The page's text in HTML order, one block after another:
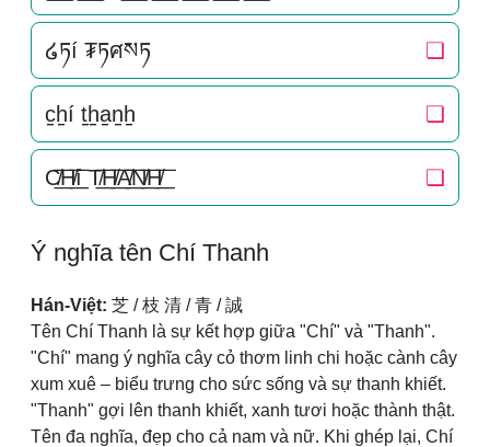
໒ཏí ₮ཏศསཏ ❏
c̠h̠í t̠h̠a̠n̠h̠ ❏
C̸͟͞H̸͟͞í T̸͟͞H̸͟͞A̸͟͞N̸͟͞H̸͟͞ ❏
Ý nghĩa tên Chí Thanh
Hán-Việt: 芝 / 枝 清 / 青 / 誠
Tên Chí Thanh là sự kết hợp giữa "Chí" và "Thanh".
"Chí" mang ý nghĩa cây cỏ thơm linh chi hoặc cành cây
xum xuê – biểu trưng cho sức sống và sự thanh khiết.
"Thanh" gợi lên thanh khiết, xanh tươi hoặc thành thật.
Tên đa nghĩa, đẹp cho cả nam và nữ. Khi ghép lại, Chí